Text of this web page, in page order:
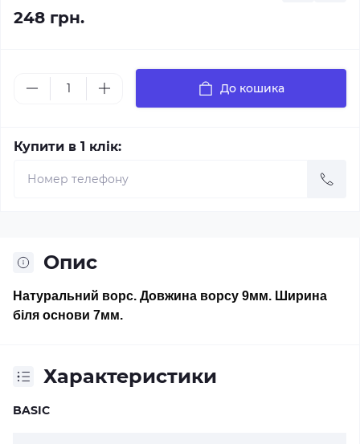
248 грн.
До кошика
Купити в 1 клік:
Опис
Натуральний ворс. Довжина ворсу 9мм. Ширина
біля основи 7мм.
Характеристики
BASIC